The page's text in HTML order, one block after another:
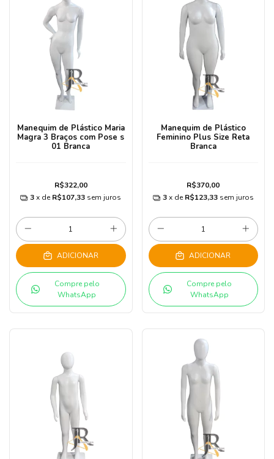
Manequim de Plástico Maria
Magra 3 Braços com Pose s
01 Branca
R$322,00
3 x de R$107,33 sem juros
ADICIONAR
Compre pelo
WhatsApp
Manequim de Plástico
Feminino Plus Size Reta
Branca
R$370,00
3 x de R$123,33 sem juros
ADICIONAR
Compre pelo
WhatsApp